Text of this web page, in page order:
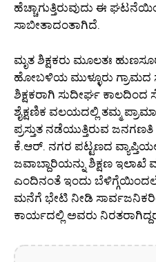
ಹೆಚ್ಚಾಗುತ್ತಿರುವುದು ಈ
ಸಾಬೀತಾದಂತಾಗಿದೆ.
ಮೃತ ಶಿಕ್ಷಕರು ಮೂಲತಃ
ಹೋಬಳಿಯ ಮುಳ್ಳೂರು ಗ್ರಾಮದ
ಶಿಕ್ಷಕರಾಗಿ ಸುದೀರ್ಘ ಕಾಲದಿಂದ
ಶೈಕ್ಷಣಿಕ ವಲಯದಲ್ಲಿ ತಮ್ಮ
ಪ್ರಸ್ತುತ ನಡೆಯುತ್ತಿರುವ
ಕೆ.ಆರ್. ನಗರ ಪಟ್ಟಣದ
ಜವಾಬ್ದಾರಿಯನ್ನು ಶಿಕ್ಷಣ ಇಲಾಖೆ
ಎಂದಿನಂತೆ ಇಂದು
ಮನೆಗೆ ಭೇಟಿ ನೀಡಿ
ಕಾರ್ಯದಲ್ಲಿ ಅವರು